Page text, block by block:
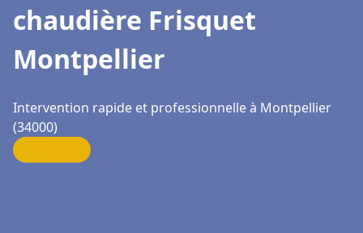
chaudière Frisquet
Montpellier
Intervention rapide et professionnelle à Montpellier
(34000)